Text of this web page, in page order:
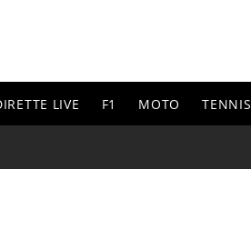
LIVE F1 MOTO TENNIS